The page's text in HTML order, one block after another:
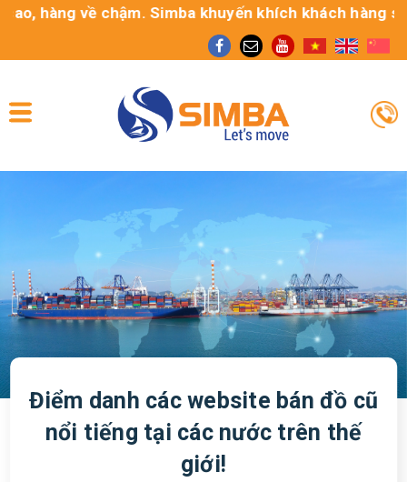
về chậm. Simba khuyến khích khách hàng sử
Điểm danh các website bán đồ cũ
nổi tiếng tại các nước trên thế
giới!